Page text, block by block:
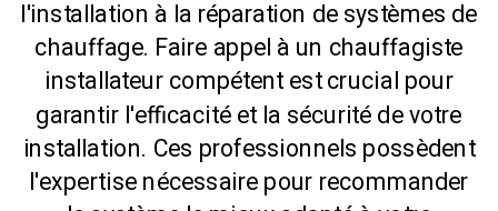
l'installation à la réparation de systèmes de
chauffage. Faire appel à un chauffagiste
installateur compétent est crucial pour
garantir l'efficacité et la sécurité de votre
installation. Ces professionnels possèdent
l'expertise nécessaire pour recommander